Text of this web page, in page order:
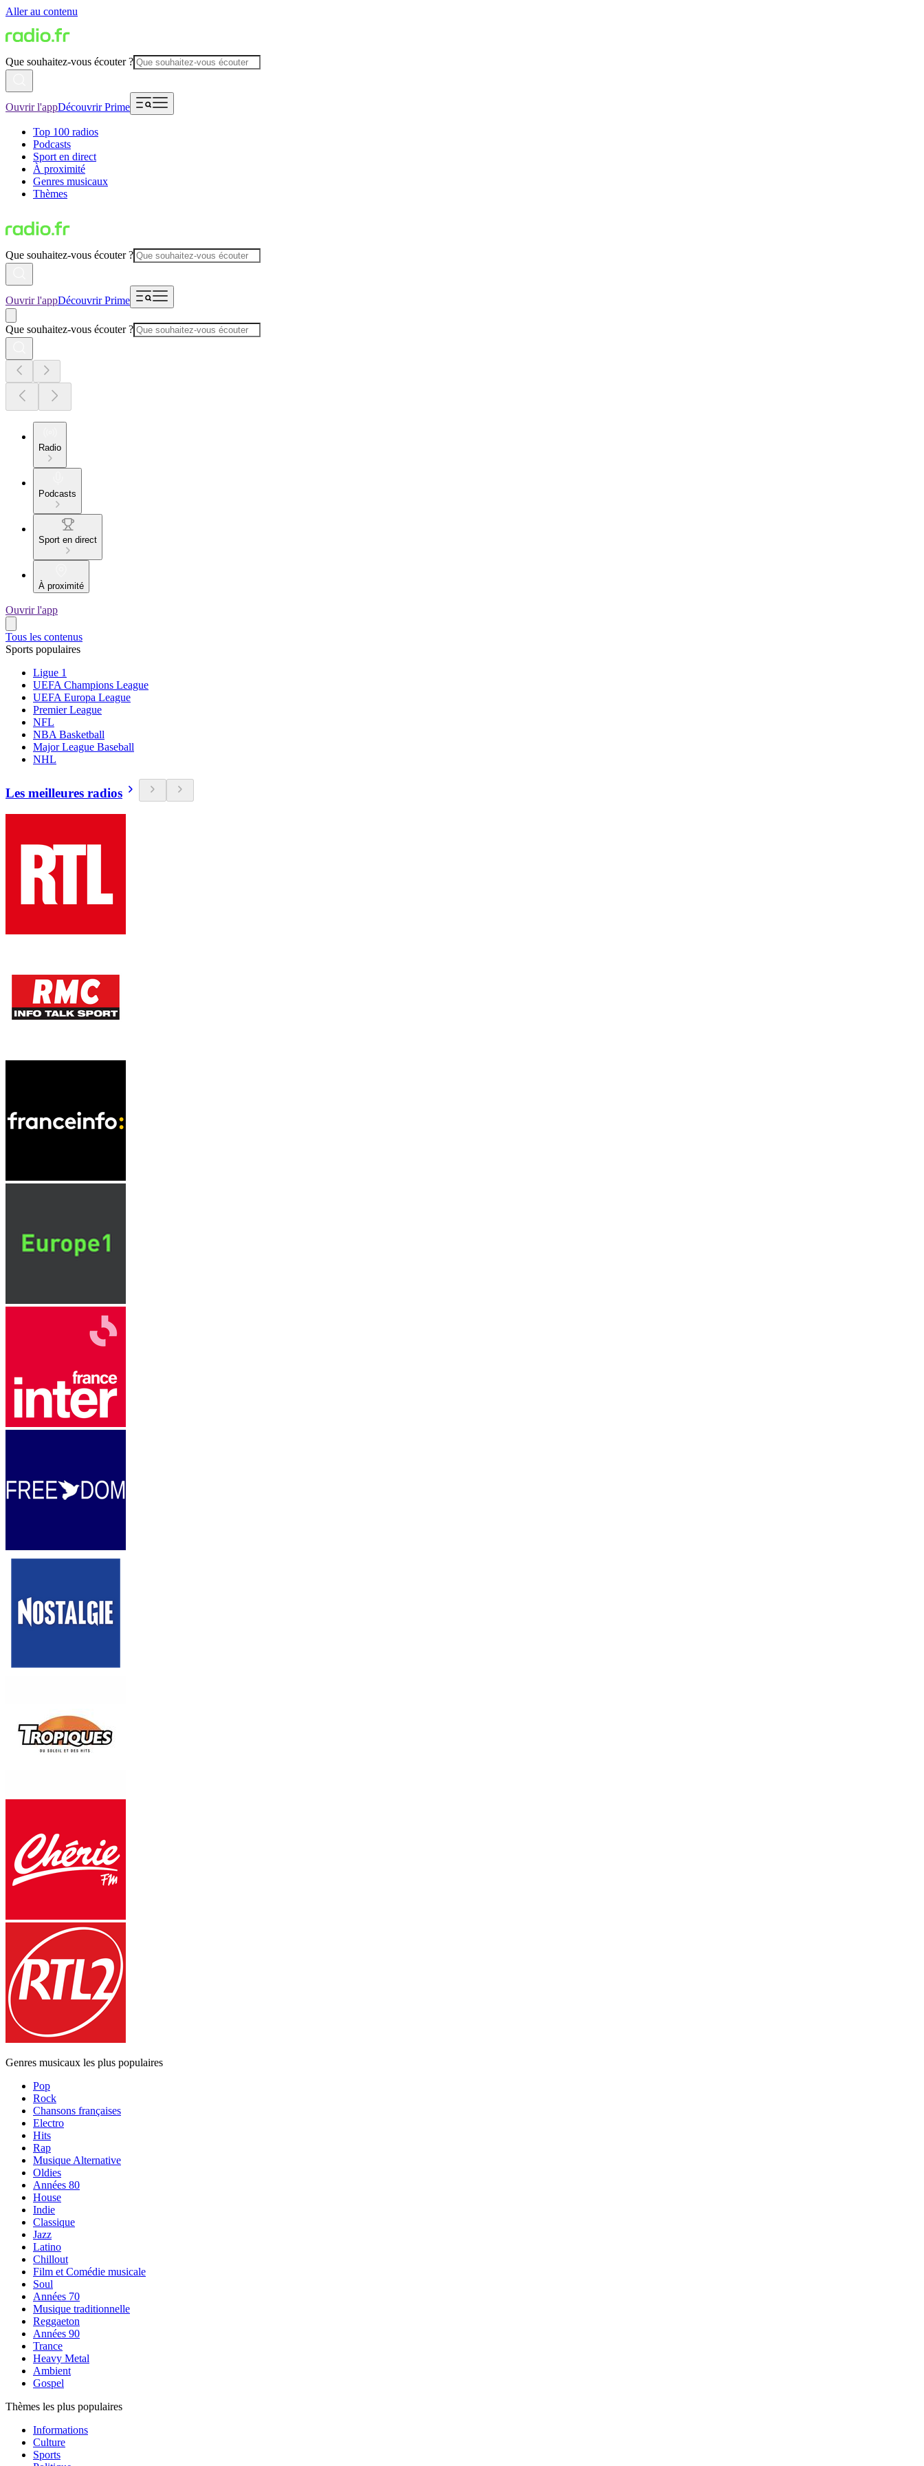
Aller au contenu
Que souhaitez-vous écouter ?
Ouvrir l'appDécouvrir Prime
Top 100 radios
Podcasts
Sport en direct
À proximité
Genres musicaux
Thèmes
Que souhaitez-vous écouter ?
Ouvrir l'appDécouvrir Prime
Que souhaitez-vous écouter ?
Radio
Podcasts
Sport en direct
À proximité
Ouvrir l'app
Tous les contenus
Sports populaires
Ligue 1
UEFA Champions League
UEFA Europa League
Premier League
NFL
NBA Basketball
Major League Baseball
NHL
Les meilleures radios
Genres musicaux les plus populaires
Pop
Rock
Chansons françaises
Electro
Hits
Rap
Musique Alternative
Oldies
Années 80
House
Indie
Classique
Jazz
Latino
Chillout
Film et Comédie musicale
Soul
Années 70
Musique traditionnelle
Reggaeton
Années 90
Trance
Heavy Metal
Ambient
Gospel
Thèmes les plus populaires
Informations
Culture
Sports